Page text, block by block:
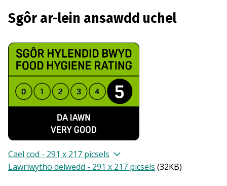
Sgôr ar-lein ansawdd uchel
Cael cod - 291 x 217 picsels
Lawrlwytho delwedd - 291 x 217 picsels (32KB)